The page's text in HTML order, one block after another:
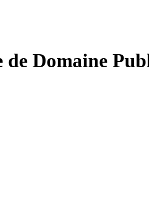
de Domaine